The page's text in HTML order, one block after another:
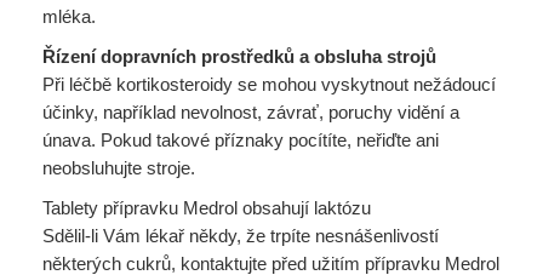
mléka.
Řízení dopravních prostředků a obsluha strojů
Při léčbě kortikosteroidy se mohou vyskytnout nežádoucí
účinky, například nevolnost, závrať, poruchy vidění a
únava. Pokud takové příznaky pocítíte, neřiďte ani
neobsluhujte stroje.
Tablety přípravku Medrol obsahují laktózu
Sdělil-li Vám lékař někdy, že trpíte nesnášenlivostí
některých cukrů, kontaktujte před užitím přípravku Medrol